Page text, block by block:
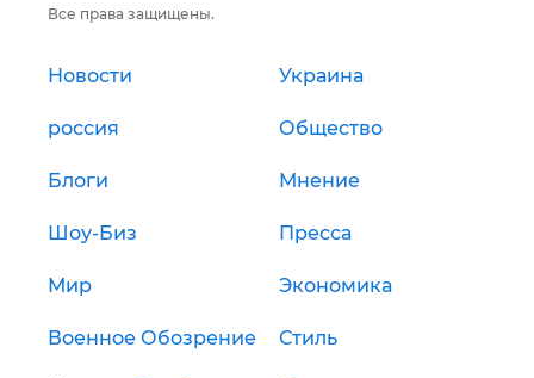
Все права защищены.
Новости Украина
россия Общество
Блоги Мнение
Шоу-Биз Пресса
Мир Экономика
Военное Обозрение Стиль